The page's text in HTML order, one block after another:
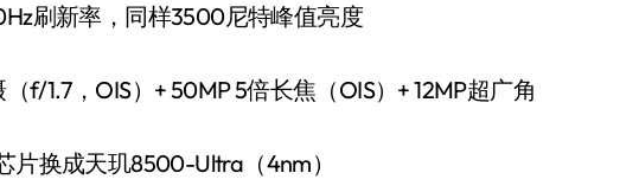
刷新率，同样3500尼特峰值亮度
f/1.7，OIS）+ 50MP 5倍长焦（OIS）+ 12MP超广角
片换成天玑8500-Ultra（4nm）
意：你
国认定
净利润暴跌7.7%，苏泊尔
开始靠“擦边”续命了？